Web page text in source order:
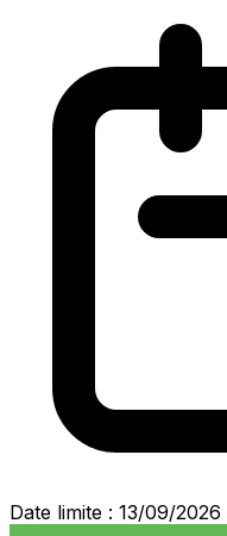
Date limite : 13/09/2026